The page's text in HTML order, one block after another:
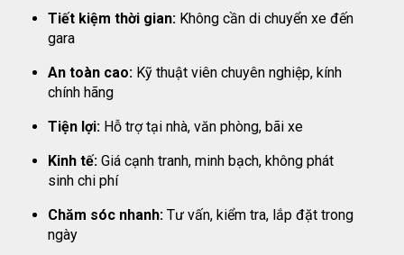
Tiết kiệm thời gian: Không cần di chuyển xe đến
gara
An toàn cao: Kỹ thuật viên chuyên nghiệp, kính
chính hãng
Tiện lợi: Hỗ trợ tại nhà, văn phòng, bãi xe
Kinh tế: Giá cạnh tranh, minh bạch, không phát
sinh chi phí
Chăm sóc nhanh: Tư vấn, kiểm tra, lắp đặt trong
ngày